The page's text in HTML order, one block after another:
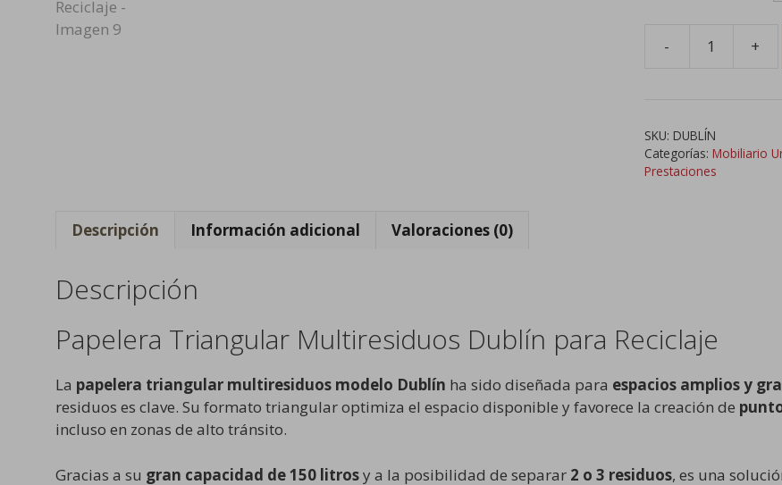
-
Reciclaje
cantidad
+
SKU: DUBLÍN
Categorías: Mobiliario
Prestaciones
Descripción Información adicional Valoraciones (0)
Descripción
Papelera Triangular Multiresiduos Dublín para Reciclaje
La papelera triangular multiresiduos modelo Dublín ha sido diseñada para espacios amplios y
residuos es clave. Su formato triangular optimiza el espacio disponible y favorece la creación de
incluso en zonas de alto tránsito.
Gracias a su gran capacidad de 150 litrosy a la posibilidad de separar 2 o 3 residuos, es una